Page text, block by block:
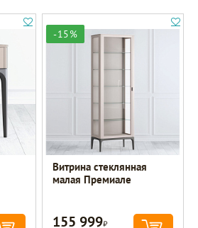
-15%
Витрина стеклянная
малая Премиале
155 999Р